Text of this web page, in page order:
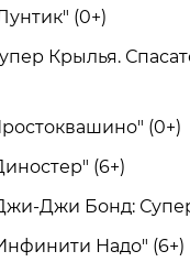
(0+)
Крылья.
(0+)
(6+)
Джи Бонд:
Надо" (6+)